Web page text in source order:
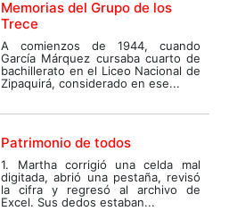
Memorias del Grupo de los
Trece
A comienzos de 1944, cuando
García Márquez cursaba cuarto de
bachillerato en el Liceo Nacional de
Zipaquirá, considerado en ese...
Patrimonio de todos
1. Martha corrigió una celda mal
digitada, abrió una pestaña, revisó
la cifra y regresó al archivo de
Excel. Sus dedos estaban...